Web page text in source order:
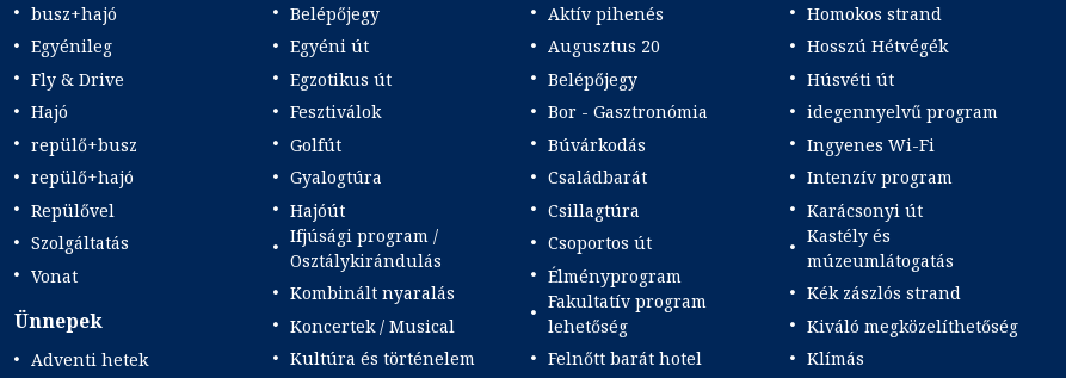
busz+hajó
Egyénileg
Fly & Drive
Hajó
repülő+busz
repülő+hajó
Repülővel
Szolgáltatás
Vonat
Ünnepek
Adventi hetek
Belépőjegy
Egyéni út
Egzotikus út
Fesztiválok
Golfút
Gyalogtúra
Hajóút
Ifjúsági program /
Osztálykirándulás
Kombinált nyaralás
Koncertek / Musical
Kultúra és történelem
Aktív pihenés
Augusztus 20
Belépőjegy
Bor - Gasztronómia
Búvárkodás
Családbarát
Csillagtúra
Csoportos út
Élményprogram
Fakultatív program
lehetőség
Felnőtt barát hotel
Homokos strand
Hosszú Hétvégék
Húsvéti út
idegennyelvű program
Ingyenes Wi-Fi
Intenzív program
Karácsonyi út
Kastély és
múzeumlátogatás
Kék zászlós strand
Kiváló megközelíthetőség
Klímás